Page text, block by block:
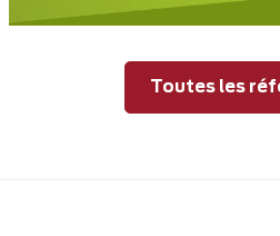
Toutes les